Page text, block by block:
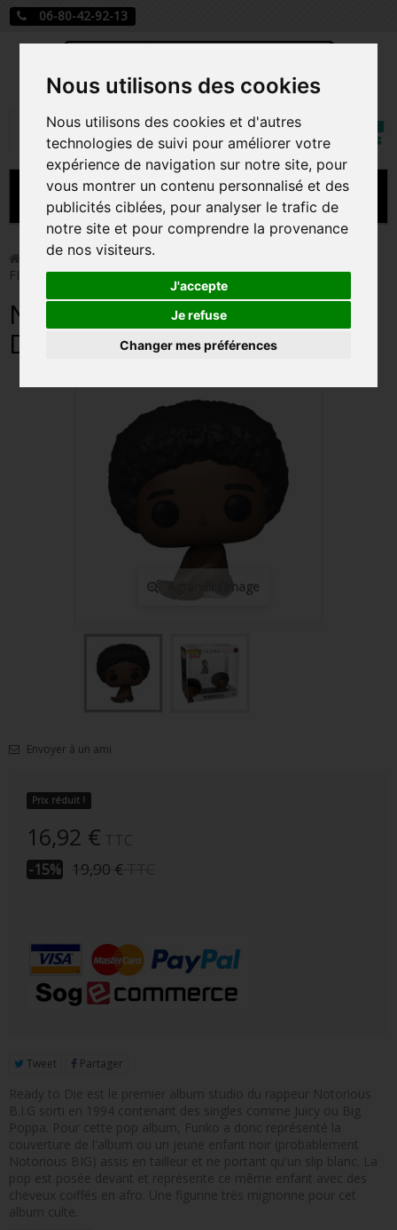
Nous utilisons des cookies
Nous utilisons des cookies et d'autres
technologies de suivi pour améliorer votre
expérience de navigation sur notre site, pour
vous montrer un contenu personnalisé et des
publicités ciblées, pour analyser le trafic de
notre site et pour comprendre la provenance
de nos visiteurs.
J'accepte
Je refuse
Changer mes préférences
06-80-42-92-13
Rechercher
Mon
MENU
CARTE A JOUER
PRÉCOMMANDE FIGURINES POP
FIGURINES POP MANGA
FIGURINES POP DISNEY
FIGURINES POP MARVEL
FIGURINES POP MUSIQUE
FIGURINES POP SÉRIE TV
FIGURINES POP AUTRES FILMS
FIGURINES POP SPORTS
FIGURINES POP HARRY POTTER
FIGURINES POP STRANGER THINGS
FIGURINES POP SEIGNEUR DES ANNEAUX
FIGURINE POP AD ICONS
FIGURINE POP ROYALS FAMILY
FIGURINE POP RETRO TOYS
POP PROTECTION
PORTE-CLÉS POCKET POP
FUNKO POP PIN
PELUCHE
LOUNGEFLY
Funko Pop! > NOTORIOUS B.I.G / READY TO DIE /
FIGURINE FUNKO POP
NOTORIOUS B.I.G / READY TO
DIE / FIGURINE FUNKO POP
Agrandir l'image
Envoyer à un ami
Prix réduit !
16,92 €
-15%
19,90 €
Tweet Partager
Ready to Die est le premier album studio du rappeur Notorious
B.I.G sorti en 1994 contenant des singles comme Juicy ou Big
Poppa. Pour cette pop album, Funko a donc représenté la
couverture de l'album ou un jeune enfant noir (probablement
Notorious BIG) assis en tailleur et ne portant qu'un slip blanc. La
pop est posée devant et représente ce même enfant avec des
cheveux coiffés en afro. Une figurine très mignonne pour cet
album culte.